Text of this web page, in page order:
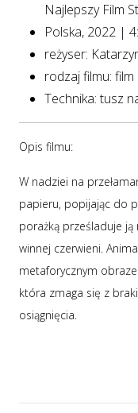
Najlepszy Film
Polska, 2022 |
reżyser:
rodzaj filmu:
Technika: tusz
Opis filmu:
W nadziei na
papieru, popijając do
porażką prześladuje
winnej czerwieni.
metaforycznym
która zmaga się z
osiągnięcia.